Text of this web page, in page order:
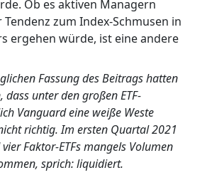
Ob es aktiven Managern
zum Index-Schmusen in
ergehen würde, ist eine andere
Fassung des Beitrags hatten
dass unter den großen ETF-
Vanguard eine weiße Weste
richtig. Im ersten Quartal 2021
Faktor-ETFs mangels Volumen
sprich: liquidiert.